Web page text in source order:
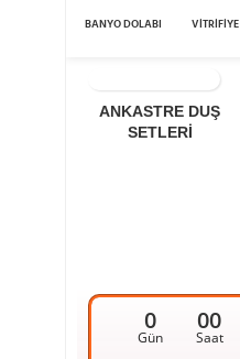
BANYO DOLABI VİTRİFİYE
ANKASTRE DUŞ
SETLERI
0
Gün
00
Saat